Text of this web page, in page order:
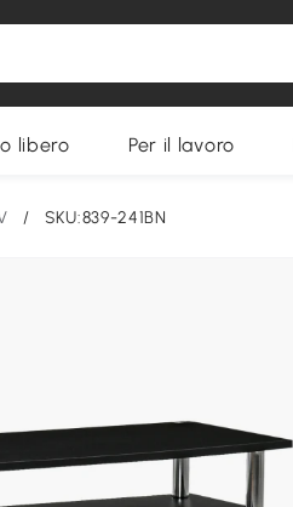
libero Per il lavoro
/ SKU:839-241BN